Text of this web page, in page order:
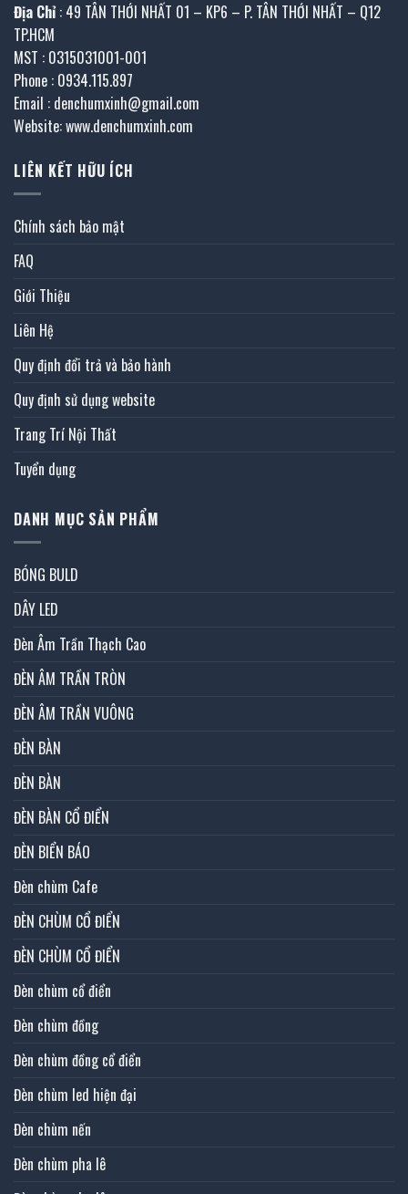
Địa Chỉ : 49 TÂN THỚI NHẤT 01 – KP6 – P. TÂN THỚI NHẤT – Q12
TP.HCM
MST : 0315031001-001
Phone : 0934.115.897
Email : denchumxinh@gmail.com
Website: www.denchumxinh.com
LIÊN KẾT HỮU ÍCH
Chính sách bảo mật
FAQ
Giới Thiệu
Liên Hệ
Quy định đổi trả và bảo hành
Quy định sử dụng website
Trang Trí Nội Thất
Tuyển dụng
DANH MỤC SẢN PHẨM
BÓNG BULD
DÂY LED
Đèn Âm Trần Thạch Cao
ĐÈN ÂM TRẦN TRÒN
ĐÈN ÂM TRẦN VUÔNG
ĐÈN BÀN
ĐÈN BÀN
ĐÈN BÀN CỔ ĐIỂN
ĐÈN BIỂN BÁO
Đèn chùm Cafe
ĐÈN CHÙM CỔ ĐIỂN
ĐÈN CHÙM CỔ ĐIỂN
Đèn chùm cổ điển
Đèn chùm đồng
Đèn chùm đồng cổ điển
Đèn chùm led hiện đại
Đèn chùm nến
Đèn chùm pha lê